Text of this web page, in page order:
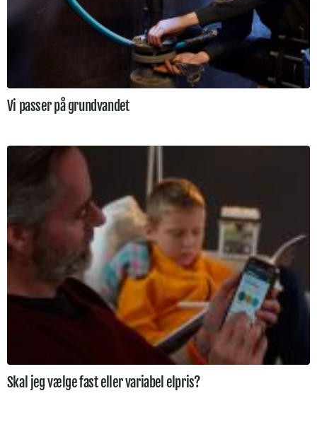
Vi passer på grundvandet
Skal jeg vælge fast eller variabel elpris?